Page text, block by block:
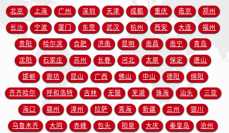
北京 上海 广州 深圳 天津 成都 重庆 南京 郑州
长沙 宁波 厦门 东莞 武汉 杭州 西安 大连 福州
贵阳 哈尔滨 合肥 济南 昆明 南昌 南宁 青岛
沈阳 石家庄 苏州 长春 河北 太原 保定 唐山
邯郸 廊坊 昆山 广西 佛山 中山 德阳 绵阳
齐齐哈尔 呼和浩特 吉林 无锡 芜湖 珠海 汕头 三亚
海口 赣州 漳州 拉萨 青海 新疆 兰州 银川
乌鲁木齐 大同 赤峰 包头 阳泉 大庆 秦皇岛 沧州